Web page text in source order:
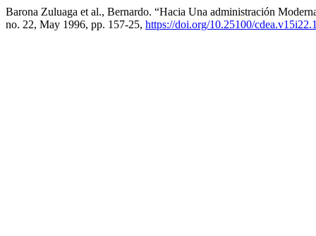
Barona Zuluaga et al., Bernardo. “Hacia Una administración
no. 22, May 1996, pp. 157-25, https://doi.org/10.25100/